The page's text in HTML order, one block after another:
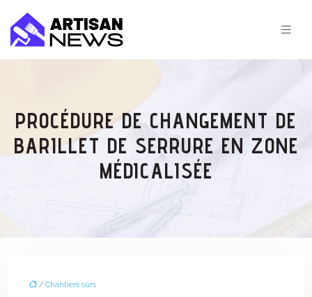
PROCÉDURE DE CHANGEMENT DE
BARILLET DE SERRURE EN ZONE
MÉDICALISÉE
/ Chantiers sûrs